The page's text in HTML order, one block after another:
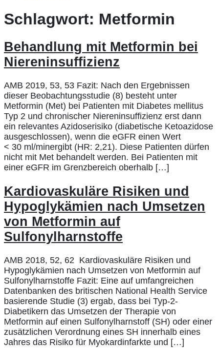
Schlagwort: Metformin
Behandlung mit Metformin bei
Niereninsuffizienz
AMB 2019, 53, 53 Fazit: Nach den Ergebnissen
dieser Beobachtungsstudie (8) besteht unter
Metformin (Met) bei Patienten mit Diabetes mellitus
Typ 2 und chronischer Niereninsuffizienz erst dann
ein relevantes Azidoserisiko (diabetische Ketoazidose
ausgeschlossen), wenn die eGFR einen Wert
< 30 ml/minergibt (HR: 2,21). Diese Patienten dürfen
nicht mit Met behandelt werden. Bei Patienten mit
einer eGFR im Grenzbereich oberhalb […]
Kardiovaskuläre Risiken und
Hypoglykämien nach Umsetzen
von Metformin auf
Sulfonylharnstoffe
AMB 2018, 52, 62 Kardiovaskuläre Risiken und
Hypoglykämien nach Umsetzen von Metformin auf
Sulfonylharnstoffe Fazit: Eine auf umfangreichen
Datenbanken des britischen National Health Service
basierende Studie (3) ergab, dass bei Typ-2-
Diabetikern das Umsetzen der Therapie von
Metformin auf einen Sulfonylharnstoff (SH) oder einer
zusätzlichen Verordnung eines SH innerhalb eines
Jahres das Risiko für Myokardinfarkte und […]